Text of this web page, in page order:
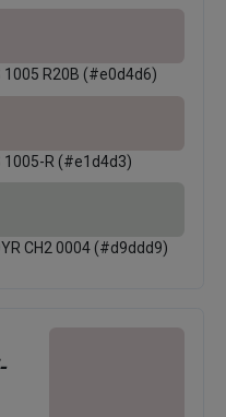
1005 R20B (#e0d4d6)
1005-R (#e1d4d3)
CH2 0004 (#d9ddd9)